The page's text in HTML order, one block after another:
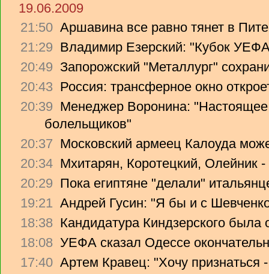
19.06.2009
21:50 Аршавина все равно тянет в
21:29 Владимир Езерский: "Кубок
20:49 Запорожский "Металлург"
20:43 Россия: трансферное окно
20:39 Менеджер Воронина: "Настоящее
болельщиков"
20:37 Московский армеец Калоуда
20:34 Мхитарян, Коротецкий, Олейник -
20:29 Пока египтяне "делали"
19:21 Андрей Гусин: "Я бы и с
18:38 Кандидатура Киндзерского была
18:08 УЕФА сказал Одессе
17:40 Артем Кравец: "Хочу признаться